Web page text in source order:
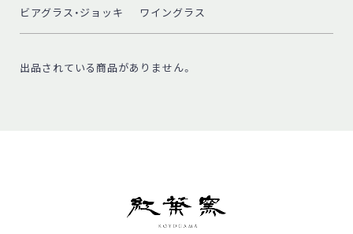
ビアグラス・ジョッキ
ワイングラス
出品されている商品がありません。